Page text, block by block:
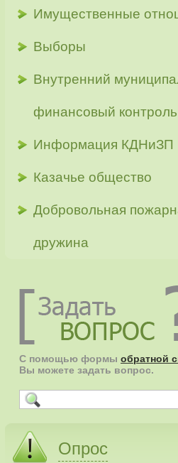
Имущественные
Выборы
Внутренний
финансовый контроль
Информация КДНиЗП
Казачье общество
Добровольная
дружина
С помощью формы обратной
Вы можете задать вопрос.
Опрос